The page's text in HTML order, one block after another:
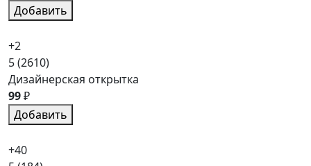
Добавить
+2
5(2610)
Дизайнерская открытка
99₽
Добавить
+40